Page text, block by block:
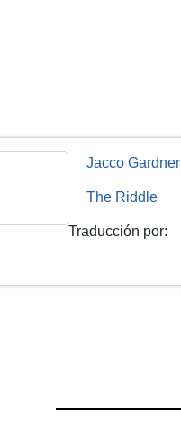
Jacco Gardner
The Riddle
Traducción por: